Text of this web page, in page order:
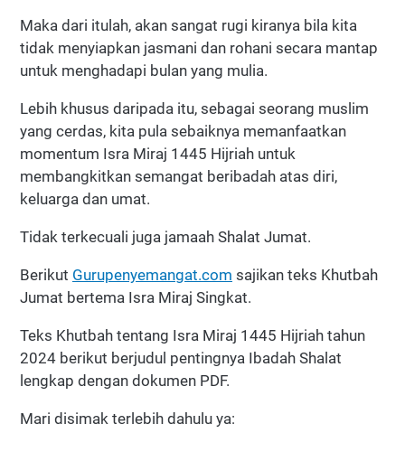
Maka dari itulah, akan sangat rugi kiranya bila kita
tidak menyiapkan jasmani dan rohani secara mantap
untuk menghadapi bulan yang mulia.
Lebih khusus daripada itu, sebagai seorang muslim
yang cerdas, kita pula sebaiknya memanfaatkan
momentum Isra Miraj 1445 Hijriah untuk
membangkitkan semangat beribadah atas diri,
keluarga dan umat.
Tidak terkecuali juga jamaah Shalat Jumat.
Berikut Gurupenyemangat.com sajikan teks Khutbah
Jumat bertema Isra Miraj Singkat.
Teks Khutbah tentang Isra Miraj 1445 Hijriah tahun
2024 berikut berjudul pentingnya Ibadah Shalat
lengkap dengan dokumen PDF.
Mari disimak terlebih dahulu ya: